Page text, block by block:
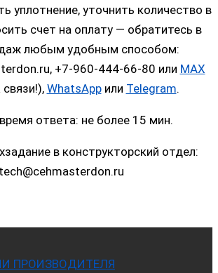
уплотнение, уточнить количество в
счет на оплату — обратитесь в
любым удобным способом:
+7-960-444-66-80 или MAX
связи!), WhatsAppили Telegram.
ответа: не более 15 мин.
в конструкторский отдел:
tech@cehmasterdon.ru
ПРОИЗВОДИТЕЛЯ